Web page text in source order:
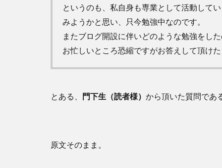
というのも、私自身も専業として活動して
みようかと思い、只今勉強中なのです。
またブログ開設に伴いどのような勉強をし
お忙しいところ恐縮ですがお答えして頂け
とある、 門下生（読者様） から頂いた質問であ
原文そのまま。